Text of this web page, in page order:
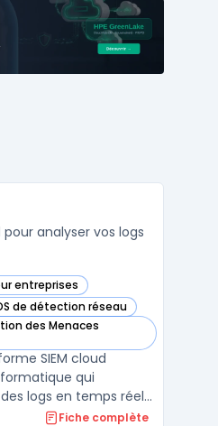
publiques, l'outil
Ce
aux en ...
pour analyser vos logs
entreprises
catégorie
de détection réseau
catégorie
des Menaces
catégorie
SIEM cloud
qui
logs en temps réel
échelle. La
Fiche complète